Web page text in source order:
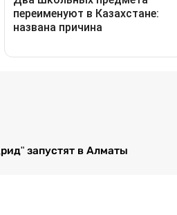
запустят в Алматы